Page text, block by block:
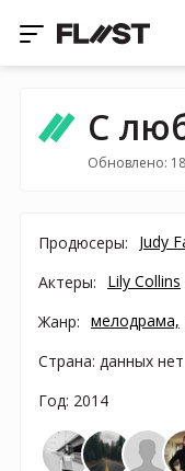
С
Обновлено:
Продюсеры: Judy
Актеры:
Lily Collins
Жанр: мелодрама,
Страна: данных нет
Год: 2014